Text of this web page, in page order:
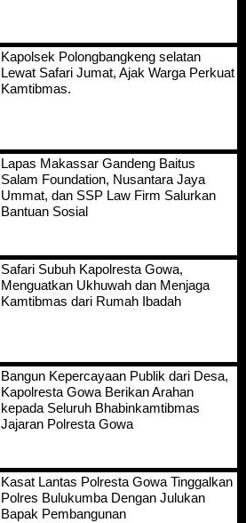
Kapolsek Polongbangkeng selatan
Lewat Safari Jumat, Ajak Warga Perkuat
Kamtibmas.
Lapas Makassar Gandeng Baitus
Salam Foundation, Nusantara Jaya
Ummat, dan SSP Law Firm Salurkan
Bantuan Sosial
Safari Subuh Kapolresta Gowa,
Menguatkan Ukhuwah dan Menjaga
Kamtibmas dari Rumah Ibadah
Bangun Kepercayaan Publik dari Desa,
Kapolresta Gowa Berikan Arahan
kepada Seluruh Bhabinkamtibmas
Jajaran Polresta Gowa
Kasat Lantas Polresta Gowa Tinggalkan
Polres Bulukumba Dengan Julukan
Bapak Pembangunan